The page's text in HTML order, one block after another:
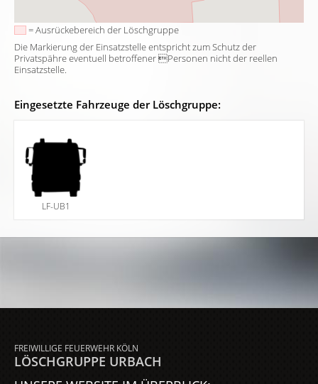
= Ausrückebereich der Löschgruppe
Die Markierung der Einsatzstelle entspricht zum Schutz der
Privatspähre eventuell betroffener Personen nicht der reellen
Einsatzstelle.
Eingesetzte Fahrzeuge der Löschgruppe:
LF-UB1
FREIWILLIGE FEUERWEHR KÖLN
LÖSCHGRUPPE URBACH